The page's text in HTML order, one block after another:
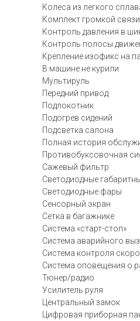
Колеса из легкого
Комплект громкой связи
Контроль давления в
Контроль полосы
Крепление изофикс на
В машине не курили
Мультируль
Передний привод
Подлокотник
Подогрев сидений
Подсветка салона
Полная история
Противобуксовочная
Сажевый фильтр
Светодиодные
Светодиодные фары
Сенсорный экран
Сетка в багажнике
Система «старт-стоп»
Система аварийного
Система контроля
Система оповещения о
Тюнер/радио
Усилитель руля
Центральный замок
Цифровая приборная